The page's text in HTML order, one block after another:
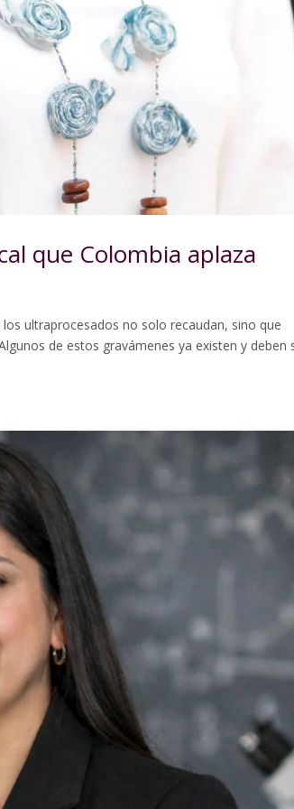
que Colombia aplaza
ultraprocesados no solo recaudan, sino que
de estos gravámenes ya existen y deben